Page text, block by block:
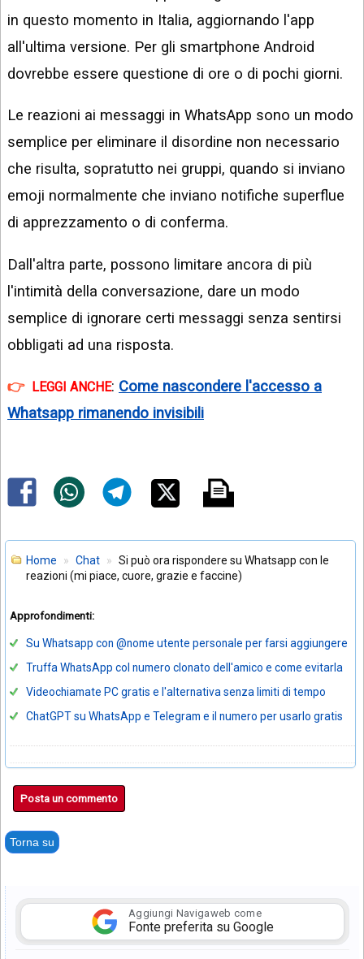
in questo momento in Italia, aggiornando l'app
all'ultima versione. Per gli smartphone Android
dovrebbe essere questione di ore o di pochi giorni.
Le reazioni ai messaggi in WhatsApp sono un modo
semplice per eliminare il disordine non necessario
che risulta, sopratutto nei gruppi, quando si inviano
emoji normalmente che inviano notifiche superflue
di apprezzamento o di conferma.
Dall'altra parte, possono limitare ancora di più
l'intimità della conversazione, dare un modo
semplice di ignorare certi messaggi senza sentirsi
obbligati ad una risposta.
LEGGI ANCHE: Come nascondere l'accesso a
Whatsapp rimanendo invisibili
Home Chat
Si può ora rispondere su Whatsapp con le
reazioni (mi piace, cuore, grazie e faccine)
Approfondimenti:
Su Whatsapp con @nome utente personale per farsi aggiungere
Truffa WhatsApp col numero clonato dell'amico e come evitarla
Videochiamate PC gratis e l'alternativa senza limiti di tempo
ChatGPT su WhatsApp e Telegram e il numero per usarlo gratis
Posta un commento
Torna su
Aggiungi Navigaweb come
Fonte preferita su Google